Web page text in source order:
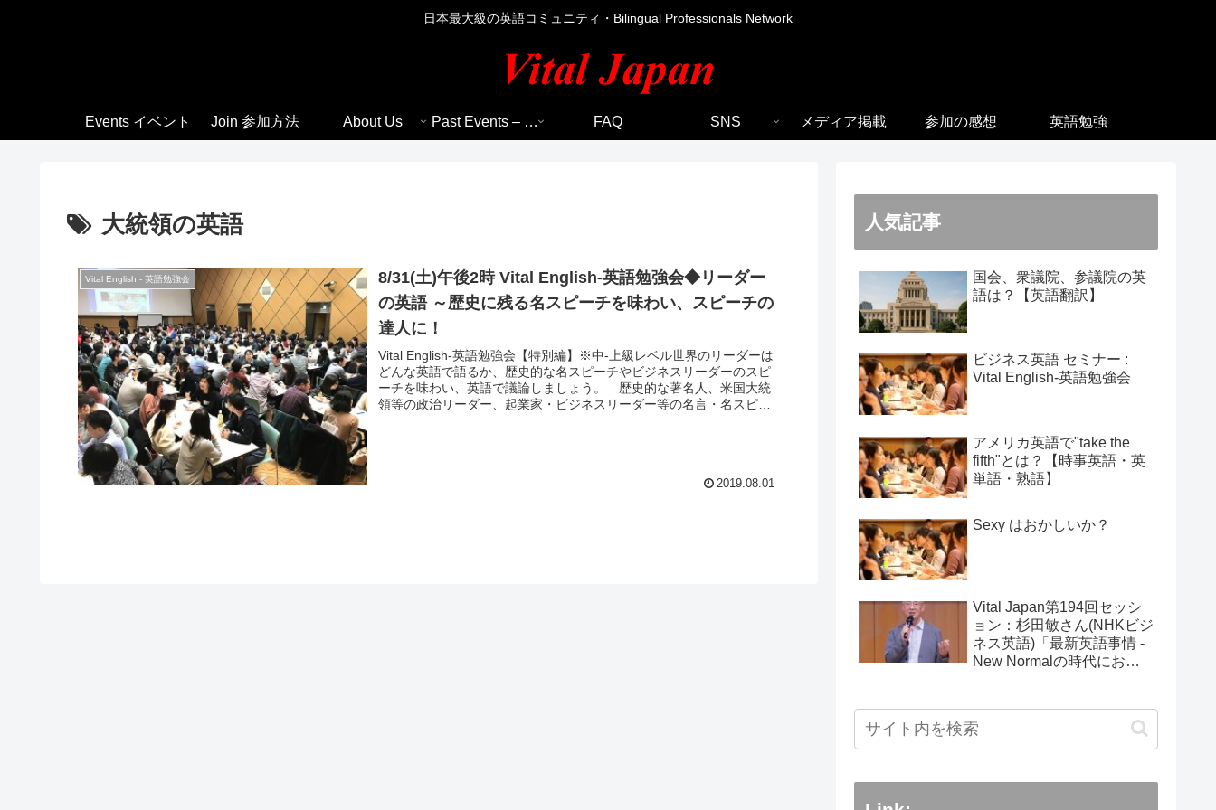
日本最大級の英語コミュニティ・Bilingual Professionals Network
Events イベント Join 参加方法 About Us Past Events – 過去のイベント FAQ SNS メディア掲載 参加の感想 英語勉強
大統領の英語
Vital English - 英語勉強会
8/31(土)午後2時 Vital English-英語勉強会◆リーダー
の英語 ～歴史に残る名スピーチを味わい、スピーチの
達人に！
Vital English-英語勉強会【特別編】※中-上級レベル世界のリーダーは
どんな英語で語るか、歴史的な名スピーチやビジネスリーダーのスピ
ーチを味わい、英語で議論しましょう。 歴史的な著名人、米国大統
領等の政治リーダー、起業家・ビジネスリーダー等の名言・名スピー
2019.08.01
人気記事
国会、衆議院、参議院の英
語は？【英語翻訳】
ビジネス英語 セミナー :
Vital English-英語勉強会
アメリカ英語で"take the
fifth"とは？【時事英語・英
単語・熟語】
Sexy はおかしいか？
Vital Japan第194回セッシ
ョン：杉田敏さん(NHKビジ
ネス英語)「最新英語事情 -
New Normalの時代におけ